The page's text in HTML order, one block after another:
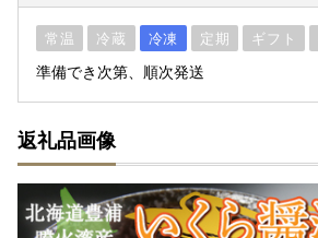
常温 冷蔵 冷凍 定期 ギフト
準備でき次第、順次発送
返礼品画像